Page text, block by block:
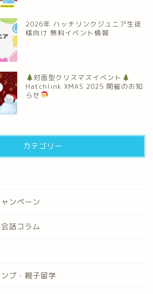
2026年 ハッチリンクジュニア生徒
様向け 無料イベント情報
対面型クリスマスイベント
Hatchlink XMAS 2025 開催のお知
らせ
カテゴリー
ンペーン
話コラム
プ・親子留学